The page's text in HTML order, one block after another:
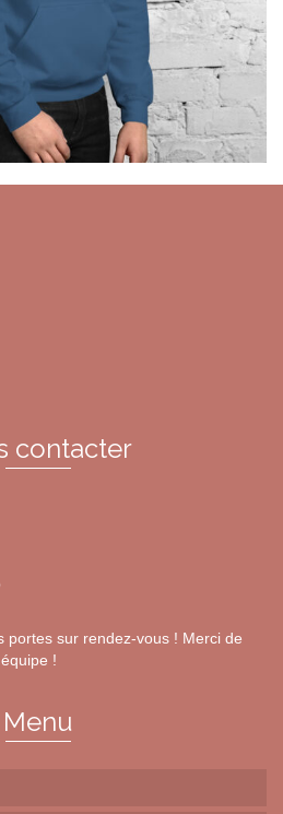
contacter
portes sur rendez-vous ! Merci de
!
Menu